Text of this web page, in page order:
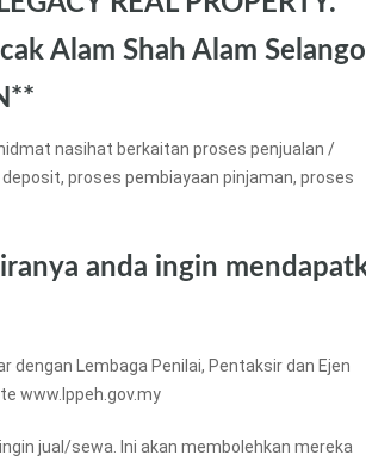
Alam Shah Alam
nasihat berkaitan proses penjualan /
proses pembiayaan pinjaman, proses
anda ingin
Lembaga Penilai, Pentaksir dan Ejen
www.lppeh.gov.my
jual/sewa. Ini akan membolehkan mereka